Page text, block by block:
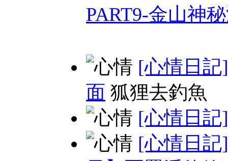
PART9-金山神
[心情日記]
面 狐狸去釣魚
[心情日記]
[心情日記]